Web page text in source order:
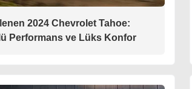
2024 Chevrolet Tahoe:
Performans ve Lüks Konfor